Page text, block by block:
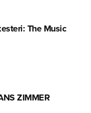
The Music
ZIMMER